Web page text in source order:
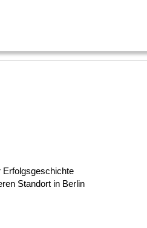
Erfolgsgeschichte
Standort in Berlin